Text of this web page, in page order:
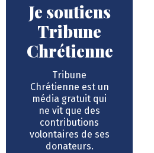
Je soutiens
Tribune
Chrétienne
Tribune
Chrétienne est un
média gratuit qui
ne vit que des
contributions
volontaires de ses
donateurs.